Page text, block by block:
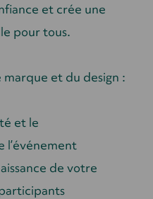
et crée une
pour tous.
marque et du design :
et le
l’événement
de votre